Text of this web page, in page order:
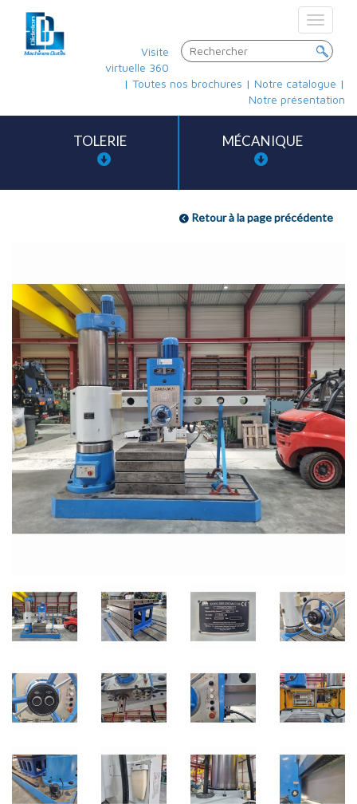
Toggle
Visite
virtuelle 360
| Toutes nos brochures | Notre catalogue |
Notre présentation
TOLERIE MÉCANIQUE
Retour à la page précédente